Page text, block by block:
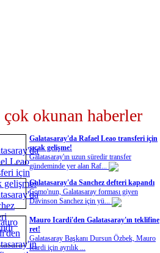
çok okunan haberler
Galatasaray'da Rafael Leao transferi için
sıcak gelişme!
Galatasaray'ın uzun süredir transfer
gündeminde yer alan Raf...
Galatasaray'da Sanchez defteri kapandı
Como'nun, Galatasaray forması giyen
Davinson Sanchez için yü...
Mauro Icardi'den Galatasaray'ın teklifine
ret!
Galatasaray Başkanı Dursun Özbek, Mauro
Icardi için ayrılık ...